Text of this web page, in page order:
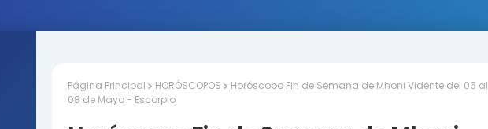
Página Principal HORÓSCOPOS
Horóscopo Fin de Semana de Mhoni Vidente del 06 al
08 de Mayo - Escorpio